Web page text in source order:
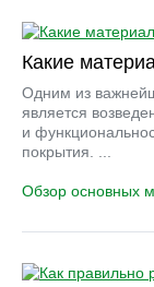
Какие
Одним из
является
и
покрытия. ...
Обзор основных